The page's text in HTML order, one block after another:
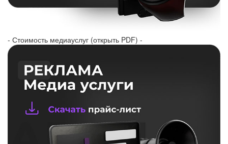
- Стоимость медиауслуг (открыть PDF) -